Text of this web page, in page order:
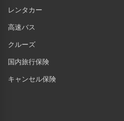
レンタカー
高速バス
クルーズ
国内旅行保険
キャンセル保険